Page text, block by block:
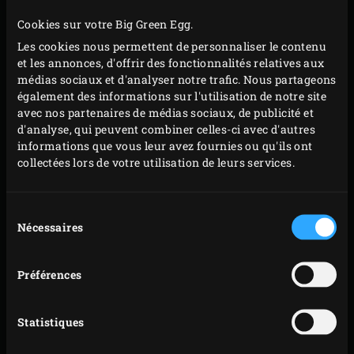
Cookies sur votre Big Green Egg.
Les cookies nous permettent de personnaliser le contenu
et les annonces, d'offrir des fonctionnalités relatives aux
médias sociaux et d'analyser notre trafic. Nous partageons
également des informations sur l'utilisation de notre site
avec nos partenaires de médias sociaux, de publicité et
d'analyse, qui peuvent combiner celles-ci avec d'autres
informations que vous leur avez fournies ou qu'ils ont
collectées lors de votre utilisation de leurs services.
duNécessaires
Préférences
Statistiques